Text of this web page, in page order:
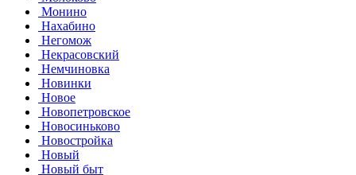
Монино
Нахабино
Негомож
Некрасовский
Немчиновка
Новинки
Новое
Новопетровское
Новосиньково
Новостройка
Новый
Новый быт